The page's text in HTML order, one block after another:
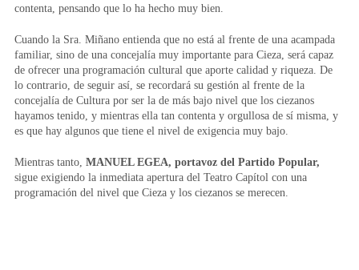
contenta, pensando que lo ha hecho muy bien.
Cuando la Sra. Miñano entienda que no está al frente de una acampada
familiar, sino de una concejalía muy importante para Cieza, será capaz
de ofrecer una programación cultural que aporte calidad y riqueza. De
lo contrario, de seguir así, se recordará su gestión al frente de la
concejalía de Cultura por ser la de más bajo nivel que los ciezanos
hayamos tenido, y mientras ella tan contenta y orgullosa de sí misma, y
es que hay algunos que tiene el nivel de exigencia muy bajo.
Mientras tanto,MANUEL EGEA, portavoz del Partido Popular,
sigue exigiendo la inmediata apertura del Teatro Capítol con una
programación del nivel que Cieza y los ciezanos se merecen.